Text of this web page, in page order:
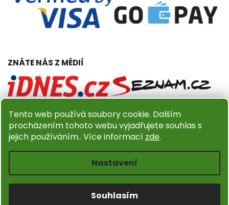
Tento web používá soubory cookie. Dalším
procházením tohoto webu vyjadřujete souhlas s
jejich používáním.. Více informací zde.
Nastavení
Souhlasím
ZNÁTE NÁS Z MÉDIÍ
Copyright 2026Dřevěný obchůdek Amadea.cz. Všechna
práva vyhrazena.
Upravit nastavení cookies
DesignShoptak.cz| PlatformaShoptet